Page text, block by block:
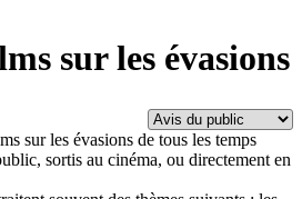
sur les évasions
sur les évasions de tous les temps
sortis au cinéma, ou directement en